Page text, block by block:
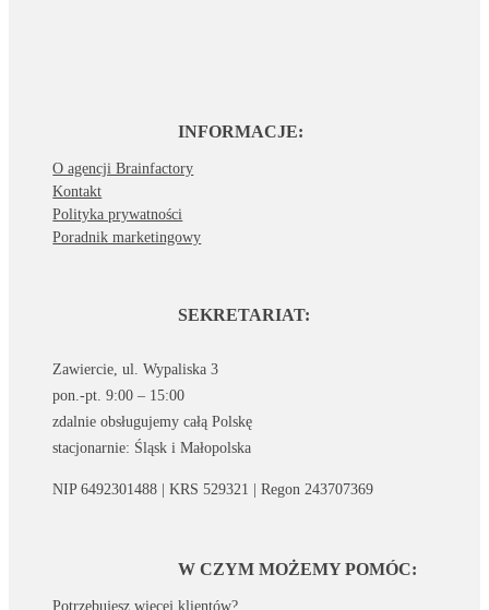
INFORMACJE:
O agencji Brainfactory
Kontakt
Polityka prywatności
Poradnik marketingowy
SEKRETARIAT:
Zawiercie, ul. Wypaliska 3
pon.-pt. 9:00 – 15:00
zdalnie obsługujemy całą Polskę
stacjonarnie: Śląsk i Małopolska
NIP 6492301488 | KRS 529321 | Regon 243707369
W CZYM MOŻEMY POMÓC:
Potrzebujesz więcej klientów?